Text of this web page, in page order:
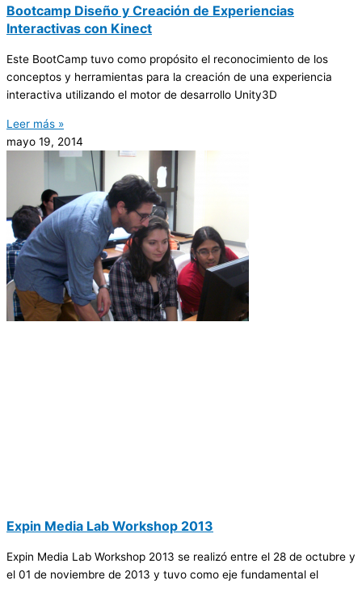
Bootcamp Diseño y Creación de Experiencias
Interactivas con Kinect
Este BootCamp tuvo como propósito el reconocimiento de los
conceptos y herramientas para la creación de una experiencia
interactiva utilizando el motor de desarrollo Unity3D
Leer más »
mayo 19, 2014
Expin Media Lab Workshop 2013
Expin Media Lab Workshop 2013 se realizó entre el 28 de octubre y
el 01 de noviembre de 2013 y tuvo como eje fundamental el